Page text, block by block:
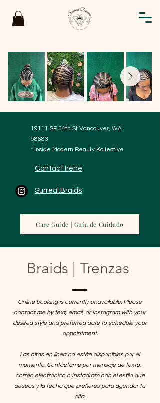
19111 SE 34th St Vancouver, WA
98683
* Inside Modern Beauty Kollective
Contact Irene
Surreal.Braids
Care Guide | Guía de Cuidado
Braids | Trenzas
Online booking is currently unavailable. Please
contact me by text, email, or Instagram with your
desired style and preferred date to schedule your
appointment.
Las citas en línea no están disponibles por el
momento. Contáctame por mensaje de texto,
correo electrónico o Instagram con el estilo que
deseas y la fecha que prefieres para agendar tu
cita.